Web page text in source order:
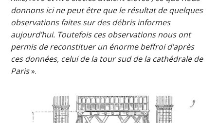
donnons ici ne peut être que le résultat de quelques
observations faites sur des débris informes
aujourd’hui. Toutefois ces observations nous ont
permis de reconstituer un énorme beffroi d’après
ces données, celui de la tour sud de la cathédrale de
Paris».